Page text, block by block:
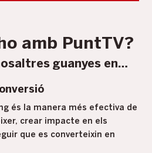
amb PuntTV?
guanyes en…
és la manera més efectiva de
crear impacte en els
que es converteixin en